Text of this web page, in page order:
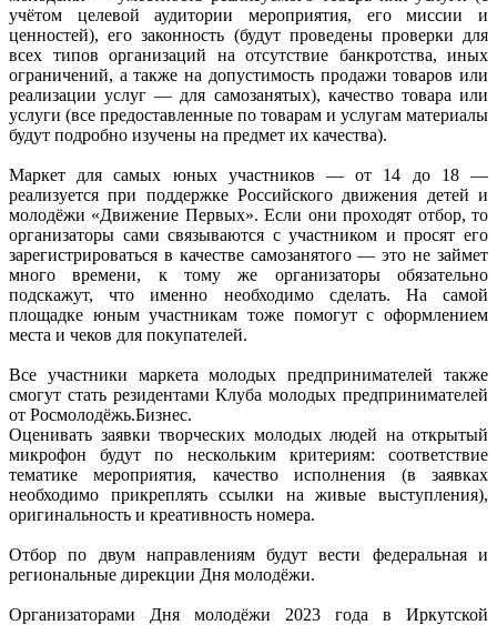
учётом целевой аудитории мероприятия, его миссии и
ценностей), его законность (будут проведены проверки для
всех типов организаций на отсутствие банкротства, иных
ограничений, а также на допустимость продажи товаров или
реализации услуг — для самозанятых), качество товара или
услуги (все предоставленные по товарам и услугам материалы
будут подробно изучены на предмет их качества).
Маркет для самых юных участников — от 14 до 18 —
реализуется при поддержке Российского движения детей и
молодёжи «Движение Первых». Если они проходят отбор, то
организаторы сами связываются с участником и просят его
зарегистрироваться в качестве самозанятого — это не займет
много времени, к тому же организаторы обязательно
подскажут, что именно необходимо сделать. На самой
площадке юным участникам тоже помогут с оформлением
места и чеков для покупателей.
Все участники маркета молодых предпринимателей также
смогут стать резидентами Клуба молодых предпринимателей
от Росмолодёжь.Бизнес.
Оценивать заявки творческих молодых людей на открытый
микрофон будут по нескольким критериям: соответствие
тематике мероприятия, качество исполнения (в заявках
необходимо прикреплять ссылки на живые выступления),
оригинальность и креативность номера.
Отбор по двум направлениям будут вести федеральная и
региональные дирекции Дня молодёжи.
Организаторами Дня молодёжи 2023 года в Иркутской